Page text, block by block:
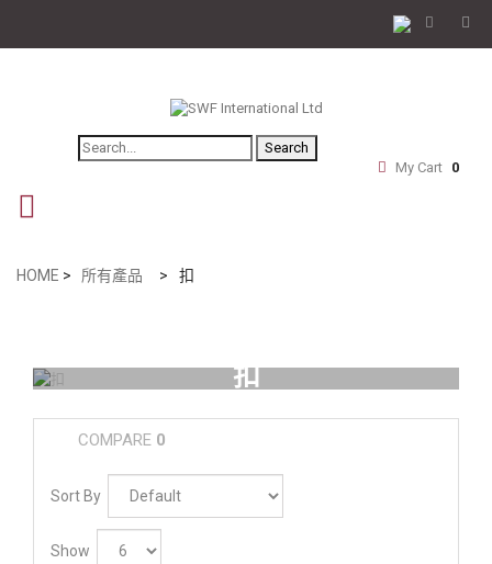
My Cart 0
Search
HOME > 所有產品 > 扣
扣
COMPARE 0
Sort By
Show